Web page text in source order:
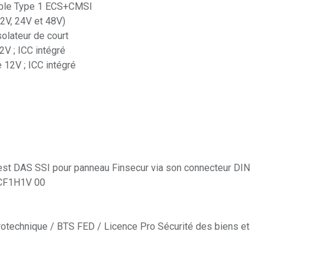
Type 1 ECS+CMSI
24V et 48V)
de court
; ICC intégré
; ICC intégré
DAS SSI pour panneau Finsecur via son connecteur DIN
00
/ BTS FED / Licence Pro Sécurité des biens et